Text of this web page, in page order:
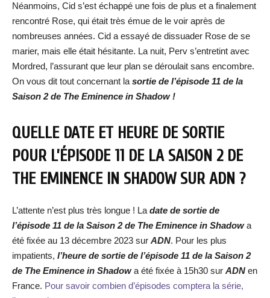
Néanmoins, Cid s’est échappé une fois de plus et a finalement
rencontré Rose, qui était très émue de le voir après de
nombreuses années. Cid a essayé de dissuader Rose de se
marier, mais elle était hésitante. La nuit, Perv s’entretint avec
Mordred, l’assurant que leur plan se déroulait sans encombre.
On vous dit tout concernant la sortie de l’épisode 11 de la
Saison 2 de The Eminence in Shadow !
QUELLE DATE ET HEURE DE SORTIE
POUR L’ÉPISODE 11 DE LA SAISON 2 DE
THE EMINENCE IN SHADOW SUR ADN ?
L’attente n’est plus très longue ! La date de sortie de
l’épisode 11 de la Saison 2 de The Eminence in Shadowa
été fixée au 13 décembre 2023 sur ADN. Pour les plus
impatients, l’heure de sortie de l’épisode 11 de la Saison 2
de The Eminence in Shadowa été fixée à 15h30 sur ADN en
France. Pour savoir combien d’épisodes comptera la série,